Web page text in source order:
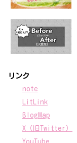
リンク
note
LitLink
BlogMap
X（旧Twitter）